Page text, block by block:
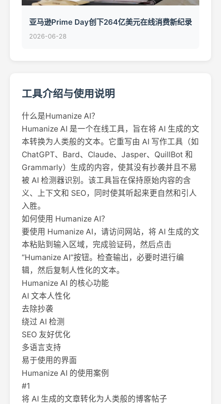
亚马逊Prime Day创下264亿美元在线消费新纪录
2026-06-28
工具介绍与使用说明
什么是Humanize AI？
Humanize AI 是一个在线工具，旨在将 AI 生成的文
本转换为人类般的文本。它重写由 AI 写作工具（如
ChatGPT、Bard、Claude、Jasper、QuillBot 和
Grammarly）生成的内容，使其没有抄袭并且不易
被 AI 检测器识别。该工具旨在保持原始内容的含
义、上下文和 SEO，同时使其听起来更自然和引人
入胜。
如何使用 Humanize AI？
要使用 Humanize AI，请访问网站，将 AI 生成的文
本粘贴到输入区域，完成验证码，然后点击
“Humanize AI”按钮。检查输出，必要时进行编
辑，然后复制人性化的文本。
Humanize AI 的核心功能
AI 文本人性化
去除抄袭
绕过 AI 检测
SEO 友好优化
多语言支持
易于使用的界面
Humanize AI 的使用案例
#1
将 AI 生成的文章转化为人类般的博客帖子